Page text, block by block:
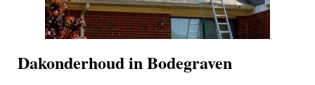
Dakonderhoud in Bodegraven